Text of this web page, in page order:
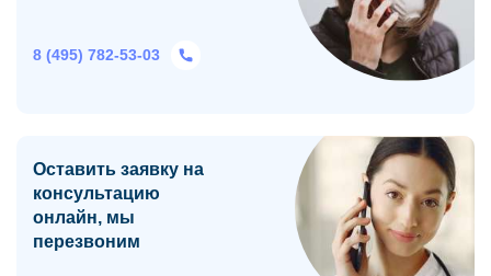
8 (495) 782-53-03
Оставить заявку на
консультацию
онлайн, мы
перезвоним